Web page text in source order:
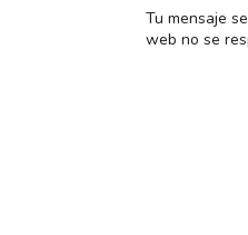
Tu mensaje
web no se